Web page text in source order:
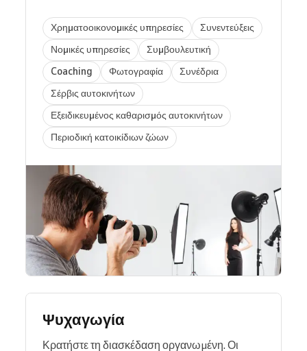
Χρηματοοικονομικές υπηρεσίες
Συνεντεύξεις
Νομικές υπηρεσίες
Συμβουλευτική
Coaching
Φωτογραφία
Συνέδρια
Σέρβις αυτοκινήτων
Εξειδικευμένος καθαρισμός αυτοκινήτων
Περιοδική κατοικίδιων ζώων
Ψυχαγωγία
Κρατήστε τη διασκέδαση οργανωμένη. Οι